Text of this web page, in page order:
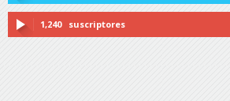
1,240 suscriptores